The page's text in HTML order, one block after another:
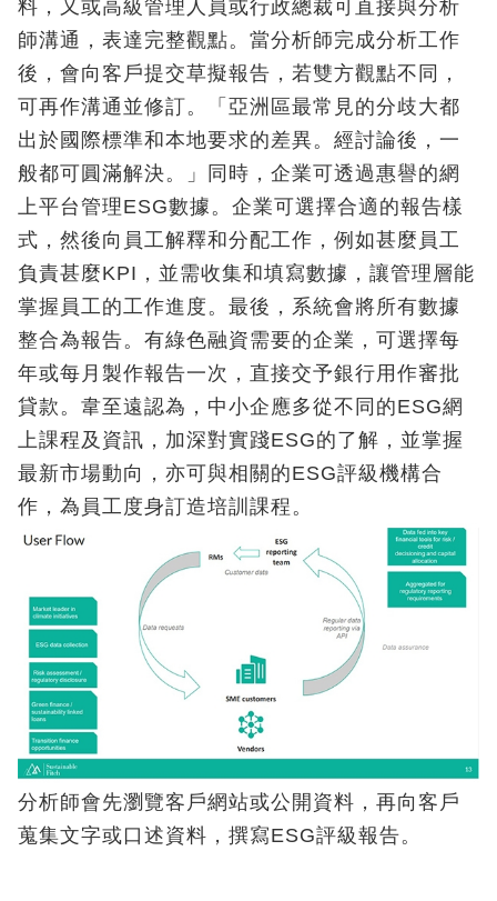
料，又或高級管理人員或行政總裁可直接與分析
師溝通，表達完整觀點。當分析師完成分析工作
後，會向客戶提交草擬報告，若雙方觀點不同，
可再作溝通並修訂。「亞洲區最常見的分歧大都
出於國際標準和本地要求的差異。經討論後，一
般都可圓滿解決。」同時，企業可透過惠譽的網
上平台管理ESG數據。企業可選擇合適的報告樣
式，然後向員工解釋和分配工作，例如甚麼員工
負責甚麼KPI，並需收集和填寫數據，讓管理層能
掌握員工的工作進度。最後，系統會將所有數據
整合為報告。有綠色融資需要的企業，可選擇每
年或每月製作報告一次，直接交予銀行用作審批
貸款。韋至遠認為，中小企應多從不同的ESG網
上課程及資訊，加深對實踐ESG的了解，並掌握
最新市場動向，亦可與相關的ESG評級機構合
作，為員工度身訂造培訓課程。
分析師會先瀏覽客戶網站或公開資料，再向客戶
蒐集文字或口述資料，撰寫ESG評級報告。